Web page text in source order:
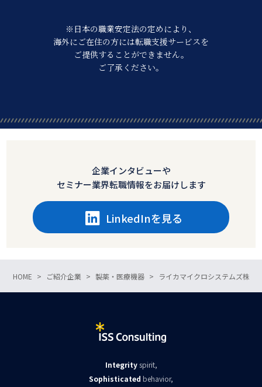
※日本の職業安定法の定めにより、
海外にご在住の方には転職支援サービスを
ご提供することができません。
ご了承ください。
企業インタビューや
セミナー業界転職情報をお届けします
LinkedInを見る
HOME ご紹介企業 製薬・医療機器 ライカマイクロシステムズ株式
Integrityspirit,
Sophisticated behavior,